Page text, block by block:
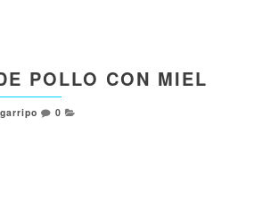
POLLO CON MIEL
garripo 0